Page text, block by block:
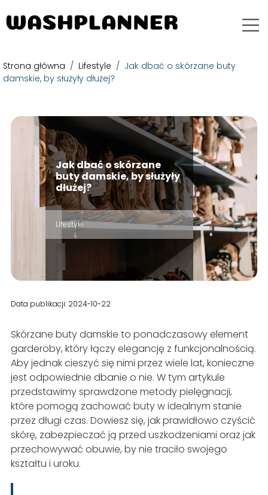
Strona główna / Lifestyle / Jak dbać o skórzane buty
damskie, by służyły dłużej?
Jak dbać o skórzane
buty damskie, by służyły
dłużej?
Lifestyle
Data publikacji: 2024-10-22
Skórzane buty damskie to ponadczasowy element
garderoby, który łączy elegancję z funkcjonalnością.
Aby jednak cieszyć się nimi przez wiele lat, konieczne
jest odpowiednie dbanie o nie. W tym artykule
przedstawimy sprawdzone metody pielęgnacji,
które pomogą zachować buty w idealnym stanie
przez długi czas. Dowiesz się, jak prawidłowo czyścić
skórę, zabezpieczać ją przed uszkodzeniami oraz jak
przechowywać obuwie, by nie traciło swojego
kształtu i uroku.